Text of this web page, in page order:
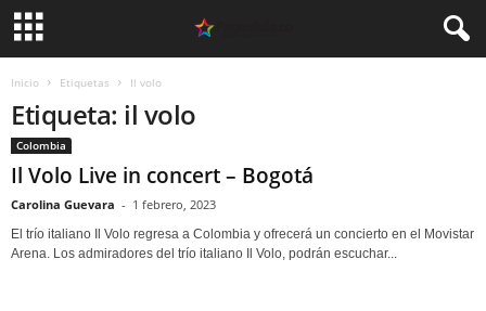
Inicio Etiquetas Il volo
Etiqueta: il volo
Colombia
Il Volo Live in concert – Bogotá
Carolina Guevara - 1 febrero, 2023
El trío italiano Il Volo regresa a Colombia y ofrecerá un concierto en el Movistar
Arena. Los admiradores del trío italiano Il Volo, podrán escuchar...